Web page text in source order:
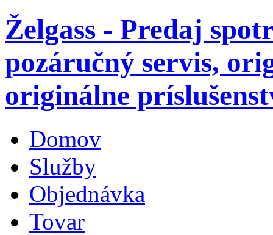
Želgass - Predaj
pozáručný servis,
originálne
Domov
Služby
Objednávka
Tovar